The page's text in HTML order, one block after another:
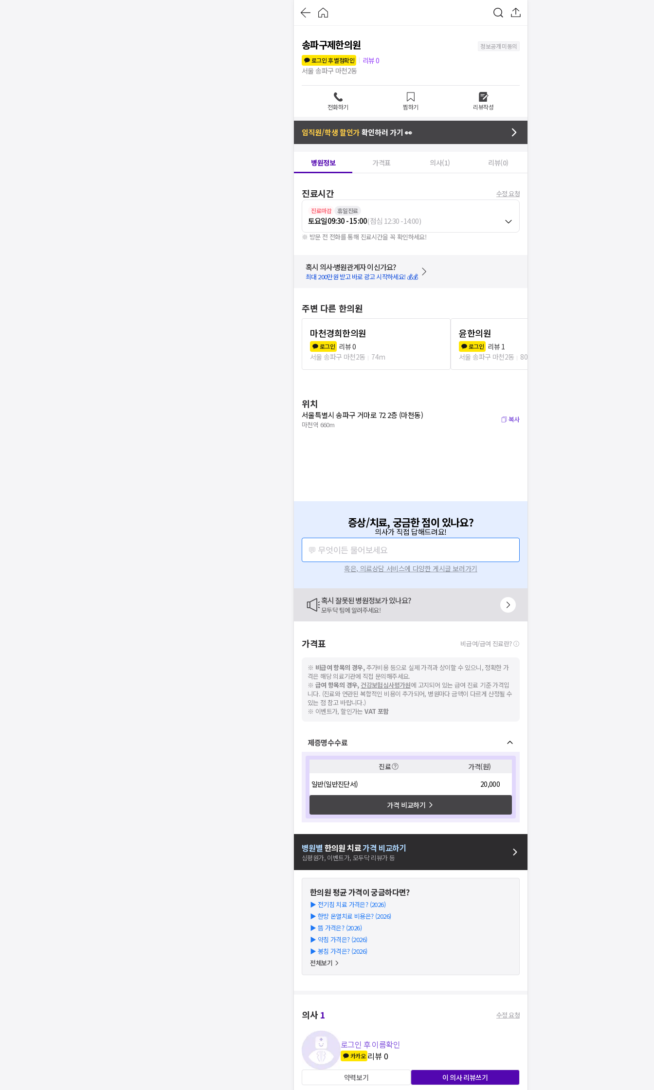
송파구제한의원
정보공개 미동의
로그인 후 별점확인
리뷰0
서울 송파구 마천2동
전화하기 찜하기 리뷰작성
임직원/학생 할인가확인하러 가기 👀
병원정보 가격표 의사(1) 리뷰(0)
진료시간 수정 요청
진료마감 휴일진료
토요일09:30 - 15:00(점심 12:30-14:00)
※ 방문 전 전화를 통해 진료시간을 꼭 확인하세요!
혹시 의사·병원관계자 이신가요?
최대 200만원 받고 바로 광고 시작하세요! 💰💰
주변 다른 한의원
마천경희한의원
로그인 리뷰0
서울 송파구 마천2동
74m
윤한의원
로그인 리뷰 1
서울 송파구 마천2동
80m
위치
서울특별시 송파구 거마로 72 2층 (마천동)
마천역 660m
복사
증상/치료, 궁금한 점이 있나요?
의사가 직접 답해드려요!
💬 무엇이든 물어보세요
혹은, 의료상담 서비스에 다양한 게시글 보러가기
혹시 잘못된 병원정보가 있나요?
모두닥 팀에 알려주세요!
가격표 비급여/급여 진료란?
※ 비급여 항목의 경우,추가비용 등으로 실제 가격과 상이할 수 있으니, 정확한 가
격은 해당 의료기관에 직접 문의해주세요.
※ 급여 항목의 경우, 건강보험심사평가원에 고지되어 있는 급여 진료 기준 가격입
니다. (진료와 연관된 복합적인 비용이 추가되어, 병원마다 금액이 다르게 산정될 수
있는 점 참고 바랍니다.)
※ 이벤트가, 할인가는VAT 포함
제증명수수료
진료
가격(원)
일반(일반진단서)
20,000
가격 비교하기
병원별 한의원치료가격 비교하기
심평원가, 이벤트가, 모두닥 리뷰가 등
한의원평균 가격이 궁금하다면?
▶ 전기침 치료 가격은? (2026)
▶ 한방 온열치료 비용은? (2026)
▶ 뜸 가격은? (2026)
▶ 약침 가격은? (2026)
▶ 봉침 가격은? (2026)
전체보기
의사1 수정 요청
로그인 후 이름확인
카카오 리뷰0
약력보기 이 의사 리뷰쓰기